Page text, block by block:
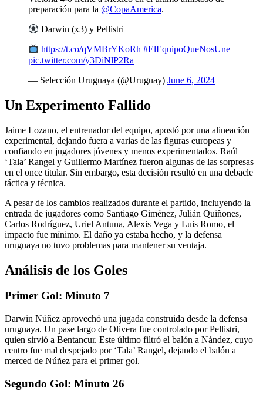
preparación para la @CopaAmerica.
Darwin (x3) y Pellistri
https://t.co/qVMBrYKoRh #ElEquipoQueNosUne
pic.twitter.com/y3DiNlP2Ra
— Selección Uruguaya (@Uruguay) June 6, 2024
Un Experimento Fallido
Jaime Lozano, el entrenador del equipo, apostó por una alineación
experimental, dejando fuera a varias de las figuras europeas y
confiando en jugadores jóvenes y menos experimentados. Raúl
‘Tala’ Rangel y Guillermo Martínez fueron algunas de las sorpresas
en el once titular. Sin embargo, esta decisión resultó en una debacle
táctica y técnica.
A pesar de los cambios realizados durante el partido, incluyendo la
entrada de jugadores como Santiago Giménez, Julián Quiñones,
Carlos Rodríguez, Uriel Antuna, Alexis Vega y Luis Romo, el
impacto fue mínimo. El daño ya estaba hecho, y la defensa
uruguaya no tuvo problemas para mantener su ventaja.
Análisis de los Goles
Primer Gol: Minuto 7
Darwin Núñez aprovechó una jugada construida desde la defensa
uruguaya. Un pase largo de Olivera fue controlado por Pellistri,
quien sirvió a Bentancur. Este último filtró el balón a Nández, cuyo
centro fue mal despejado por ‘Tala’ Rangel, dejando el balón a
merced de Núñez para el primer gol.
Segundo Gol: Minuto 26